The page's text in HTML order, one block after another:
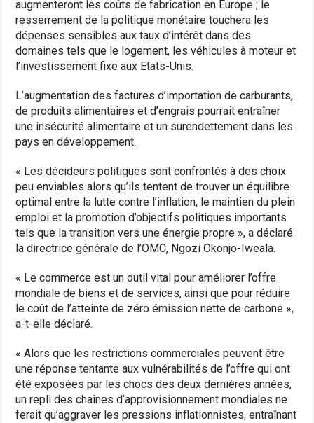
augmenteront les coûts de fabrication en Europe ; le
resserrement de la politique monétaire touchera les
dépenses sensibles aux taux d’intérêt dans des
domaines tels que le logement, les véhicules à moteur et
l’investissement fixe aux Etats-Unis.
L’augmentation des factures d’importation de carburants,
de produits alimentaires et d’engrais pourrait entraîner
une insécurité alimentaire et un surendettement dans les
pays en développement.
« Les décideurs politiques sont confrontés à des choix
peu enviables alors qu’ils tentent de trouver un équilibre
optimal entre la lutte contre l’inflation, le maintien du plein
emploi et la promotion d’objectifs politiques importants
tels que la transition vers une énergie propre », a déclaré
la directrice générale de l’OMC, Ngozi Okonjo-Iweala.
« Le commerce est un outil vital pour améliorer l’offre
mondiale de biens et de services, ainsi que pour réduire
le coût de l’atteinte de zéro émission nette de carbone »,
a-t-elle déclaré.
« Alors que les restrictions commerciales peuvent être
une réponse tentante aux vulnérabilités de l’offre qui ont
été exposées par les chocs des deux dernières années,
un repli des chaînes d’approvisionnement mondiales ne
ferait qu’aggraver les pressions inflationnistes, entraînant